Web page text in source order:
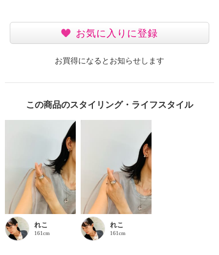
お気に入りに登録
お買得になるとお知らせします
この商品のスタイリング・ライフスタイル
れこ
161cm
れこ
161cm